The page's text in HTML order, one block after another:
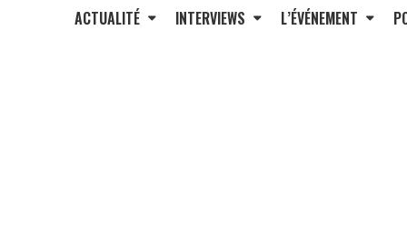
ACTUALITÉ INTERVIEWS L’ÉVÉNEMENT